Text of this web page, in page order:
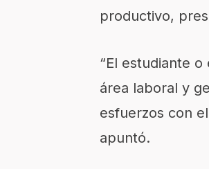
productivo,
“El estudiante
área laboral y
esfuerzos con
apuntó.